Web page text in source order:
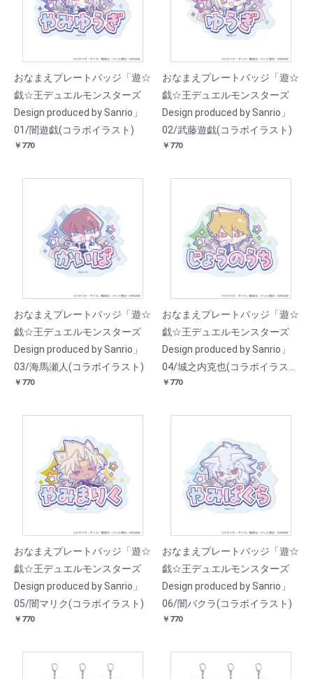
おなまえプレートバッジ「遊☆
戯☆王デュエルモンスターズ
Design produced by Sanrio」
01/闇遊戯(コラボイラスト)
￥770
おなまえプレートバッジ「遊☆
戯☆王デュエルモンスターズ
Design produced by Sanrio」
02/武藤遊戯(コラボイラスト)
￥770
おなまえプレートバッジ「遊☆
戯☆王デュエルモンスターズ
Design produced by Sanrio」
03/海馬瀬人(コラボイラスト)
￥770
おなまえプレートバッジ「遊☆
戯☆王デュエルモンスターズ
Design produced by Sanrio」
04/城之内克也(コラボイラス
ト)
￥770
おなまえプレートバッジ「遊☆
戯☆王デュエルモンスターズ
Design produced by Sanrio」
05/闇マリク(コラボイラスト)
￥770
おなまえプレートバッジ「遊☆
戯☆王デュエルモンスターズ
Design produced by Sanrio」
06/闇バクラ(コラボイラスト)
￥770